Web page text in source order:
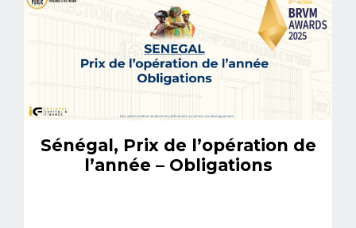
Sénégal, Prix de l’opération de
l’année – Obligations